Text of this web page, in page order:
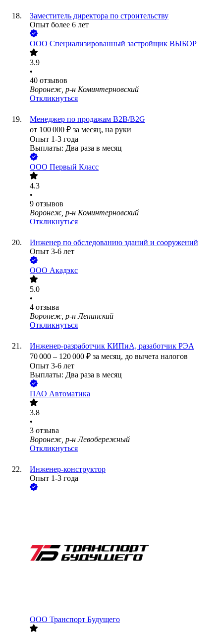
Заместитель директора по строительству
Опыт более 6 лет
ООО Специализированный застройщик ВЫБОР
3.9
•
40 отзывов
Воронеж, р-н Коминтерновский
Откликнуться
Менеджер по продажам B2B/B2G
от 100 000 ₽ за месяц, на руки
Опыт 1-3 года
Выплаты: Два раза в месяц
ООО Первый Класс
4.3
•
9 отзывов
Воронеж, р-н Коминтерновский
Откликнуться
Инженер по обследованию зданий и сооружений
Опыт 3-6 лет
ООО Акадэкс
5.0
•
4 отзыва
Воронеж, р-н Ленинский
Откликнуться
Инженер-разработчик КИПиА, разаботчик РЭА
70 000 – 120 000 ₽ за месяц, до вычета налогов
Опыт 3-6 лет
Выплаты: Два раза в месяц
ПАО Автоматика
3.8
•
3 отзыва
Воронеж, р-н Левобережный
Откликнуться
Инженер-конструктор
Опыт 1-3 года
ООО Транспорт Будущего